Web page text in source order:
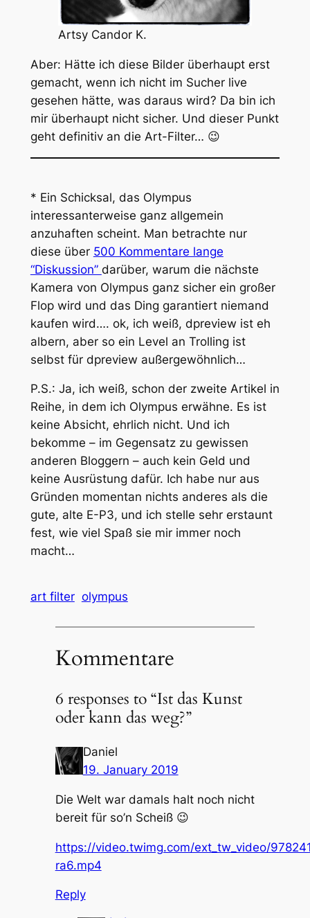
Artsy Candor K.
Aber: Hätte ich diese Bilder überhaupt erst
gemacht, wenn ich nicht im Sucher live
gesehen hätte, was daraus wird? Da bin ich
mir überhaupt nicht sicher. Und dieser Punkt
geht definitiv an die Art-Filter… 😉
* Ein Schicksal, das Olympus
interessanterweise ganz allgemein
anzuhaften scheint. Man betrachte nur
diese über 500 Kommentare lange
“Diskussion” darüber, warum die nächste
Kamera von Olympus ganz sicher ein großer
Flop wird und das Ding garantiert niemand
kaufen wird…. ok, ich weiß, dpreview ist eh
albern, aber so ein Level an Trolling ist
selbst für dpreview außergewöhnlich…
P.S.: Ja, ich weiß, schon der zweite Artikel in
Reihe, in dem ich Olympus erwähne. Es ist
keine Absicht, ehrlich nicht. Und ich
bekomme – im Gegensatz zu gewissen
anderen Bloggern – auch kein Geld und
keine Ausrüstung dafür. Ich habe nur aus
Gründen momentan nichts anderes als die
gute, alte E-P3, und ich stelle sehr erstaunt
fest, wie viel Spaß sie mir immer noch
macht…
art filter olympus
Kommentare
6 responses to “Ist das Kunst
oder kann das weg?”
Daniel
19. January 2019
Die Welt war damals halt noch nicht
bereit für so’n Scheiß 😉
https://video.twimg.com/ext_tw_video/
ra6.mp4
Reply